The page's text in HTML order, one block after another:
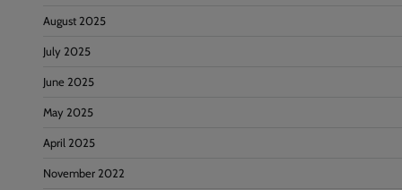
August 2025
July 2025
June 2025
May 2025
April 2025
November 2022